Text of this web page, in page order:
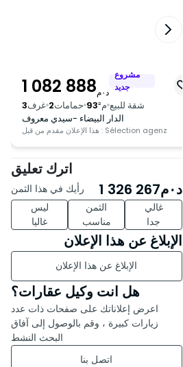
- إقامة مغلقة وآمنة على مدار الساعة
- بيئة معيشية هادئة ومريحة في حي
ديناميكي
أسعار تبدأ من 900,000 درهم. اتصل
1 082 888 د٠م
مشروع
جديد
3غرف 2حمامات 93 م² شقة للبيع
الدار البيضاء -سيدي معروف
هذا الإعلان مقدم من قبل : Sélection agenz
اترك تعليق
رأيك في هذا الثمن 1 326 267 د٠م
ليس
غاليا
الثمن
مناسب
غالي
جدا
الإبلاغ عن هذا الإعلان
الإبلاغ عن هذا الإعلان
هل انت وكيل عقارات؟
اعرض إعلاناتك على صفحات ذات عدد
زيارات كبيرة ، وقم بالوصول إلى آفاق
البحث النشط
اتصل بنا